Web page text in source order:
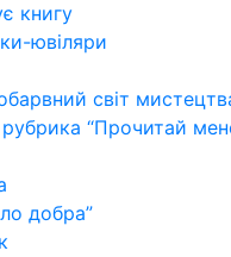
книгу
ювіляри
світ
рубрика “Прочитай
добра”